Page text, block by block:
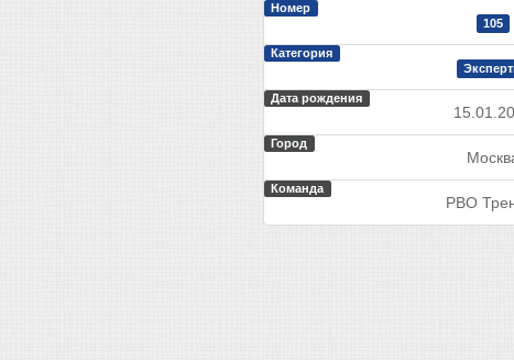
Номер
105
Категория
Дата рождения
Город
Команда
РВО